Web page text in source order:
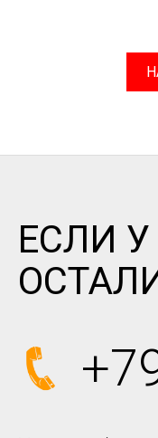
ЕСЛИ